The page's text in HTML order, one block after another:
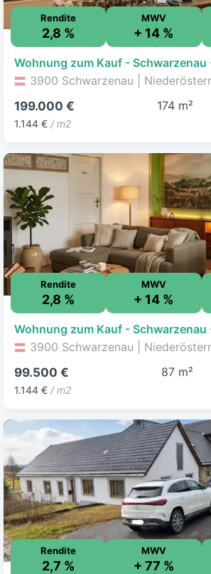
Rendite
2,8 %
MWV
+ 14 %
3900 Schwarzenau |
199.000 €
1.144 € / m2
174 m²
Rendite
2,8 %
MWV
+ 14 %
3900 Schwarzenau |
99.500 €
1.144 € / m2
87 m²
Rendite
2,7 %
MWV
+ 77 %